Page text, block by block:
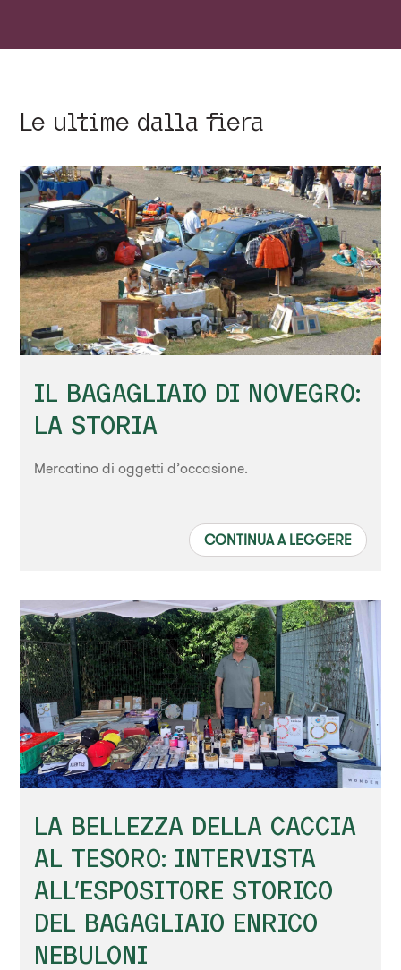
Le ultime dalla fiera
IL BAGAGLIAIO DI NOVEGRO:
LA STORIA
Mercatino di oggetti d’occasione.
CONTINUA A LEGGERE
LA BELLEZZA DELLA CACCIA
AL TESORO: INTERVISTA
ALL'ESPOSITORE STORICO
DEL BAGAGLIAIO ENRICO
NEBULONI